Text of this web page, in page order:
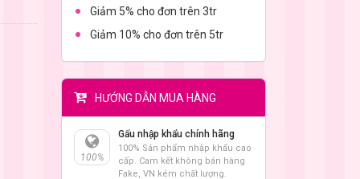
Giảm 5% cho đơn trên 3tr
Giảm 10% cho đơn trên 5tr
HƯỚNG DẪN MUA HÀNG
100%
Gấu nhập khẩu chính hãng
100% Sản phẩm nhập khẩu cao
cấp. Cam kết không bán hàng
Fake, VN kém chất lượng.